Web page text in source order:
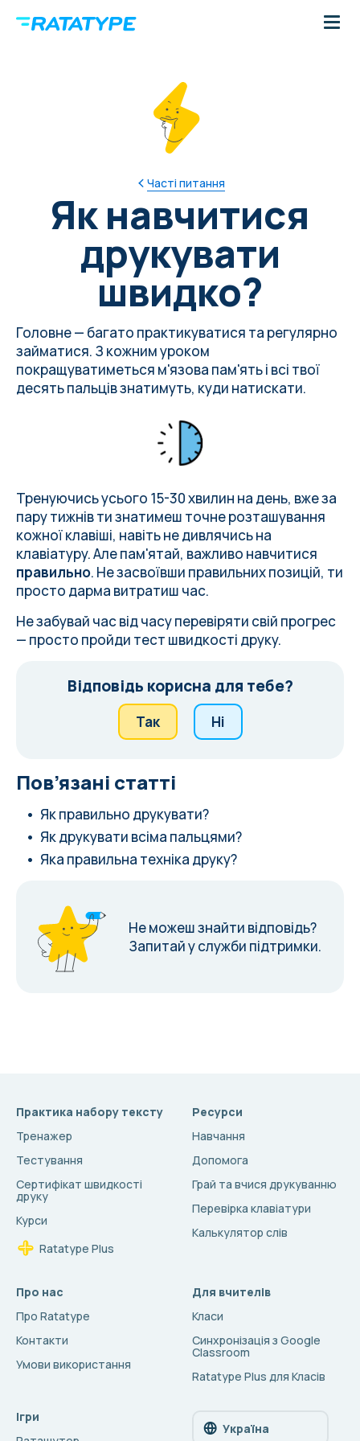
Часті питання
Як навчитися
друкувати
швидко?
Головне — багато практикуватися та регулярно
займатися. З кожним уроком
покращуватиметься м'язова пам'ять і всі твої
десять пальців знатимуть, куди натискати.
Тренуючись усього 15-30 хвилин на день, вже за
пару тижнів ти знатимеш точне розташування
кожної клавіші, навіть не дивлячись на
клавіатуру. Але пам'ятай, важливо навчитися
правильно. Не засвоївши правильних позицій, ти
просто дарма витратиш час.
Не забувай час від часу перевіряти свій прогрес
— просто пройди тест швидкості друку.
Відповідь корисна для тебе?
Так Ні
Пов’язані статті
Як правильно друкувати?
Як друкувати всіма пальцями?
Яка правильна техніка друку?
Не можеш знайти відповідь?
Запитай у служби підтримки.
Практика набору тексту
Тренажер
Тестування
Сертифікат швидкості
друку
Курси
Ratatype Plus
Ресурси
Навчання
Допомога
Грай та вчися друкуванню
Перевірка клавіатури
Калькулятор слів
Про нас
Про Ratatype
Контакти
Умови використання
Для вчителів
Класи
Синхронізація з Google
Classroom
Ratatype Plus для Класів
Ігри
Україна